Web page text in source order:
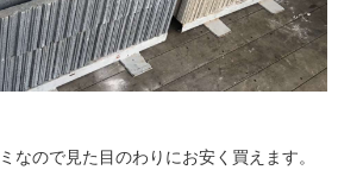
なので見た目のわりにお安く買えます。